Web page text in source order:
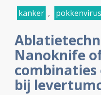
kanker , pokkenvirus
Nanoknife
bij